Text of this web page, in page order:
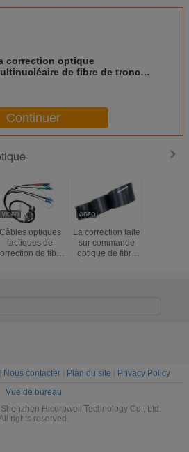
correction optique
de fibre de tronc
Continuer
Câbles optiques
tactiques de
de fibre
La correction faite
sur commande
optique de fibre
Nous contacter Plan du site
Privacy Policy
Vue de bureau
Hicorpwell Technology Co., Ltd.
rights reserved.